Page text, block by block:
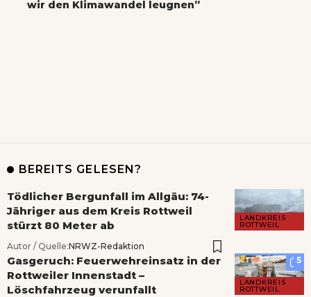
wir den Klimawandel leugnen”
BEREITS GELESEN?
LANDKREIS
ROTTWEIL
Tödlicher Bergunfall im Allgäu: 74-
Jähriger aus dem Kreis Rottweil
stürzt 80 Meter ab
Autor / Quelle:NRWZ-Redaktion
5
LANDKREIS
ROTTWEIL
Gasgeruch: Feuerwehreinsatz in der
Rottweiler Innenstadt –
Löschfahrzeug verunfallt